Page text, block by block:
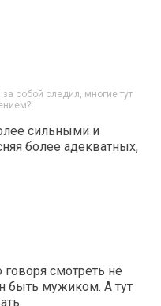
собой следил, многие тут
сильными и
более адекватных,
смотреть не
быть мужиком. А тут